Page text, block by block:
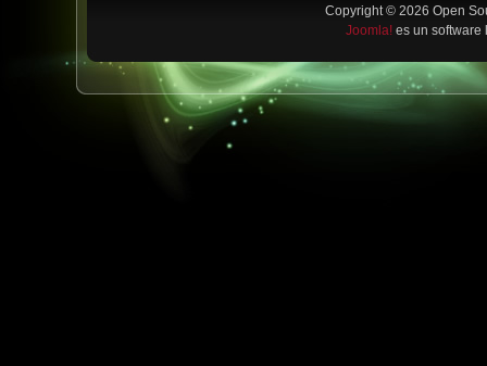
Copyright © 2026 Open
Joomla! es un